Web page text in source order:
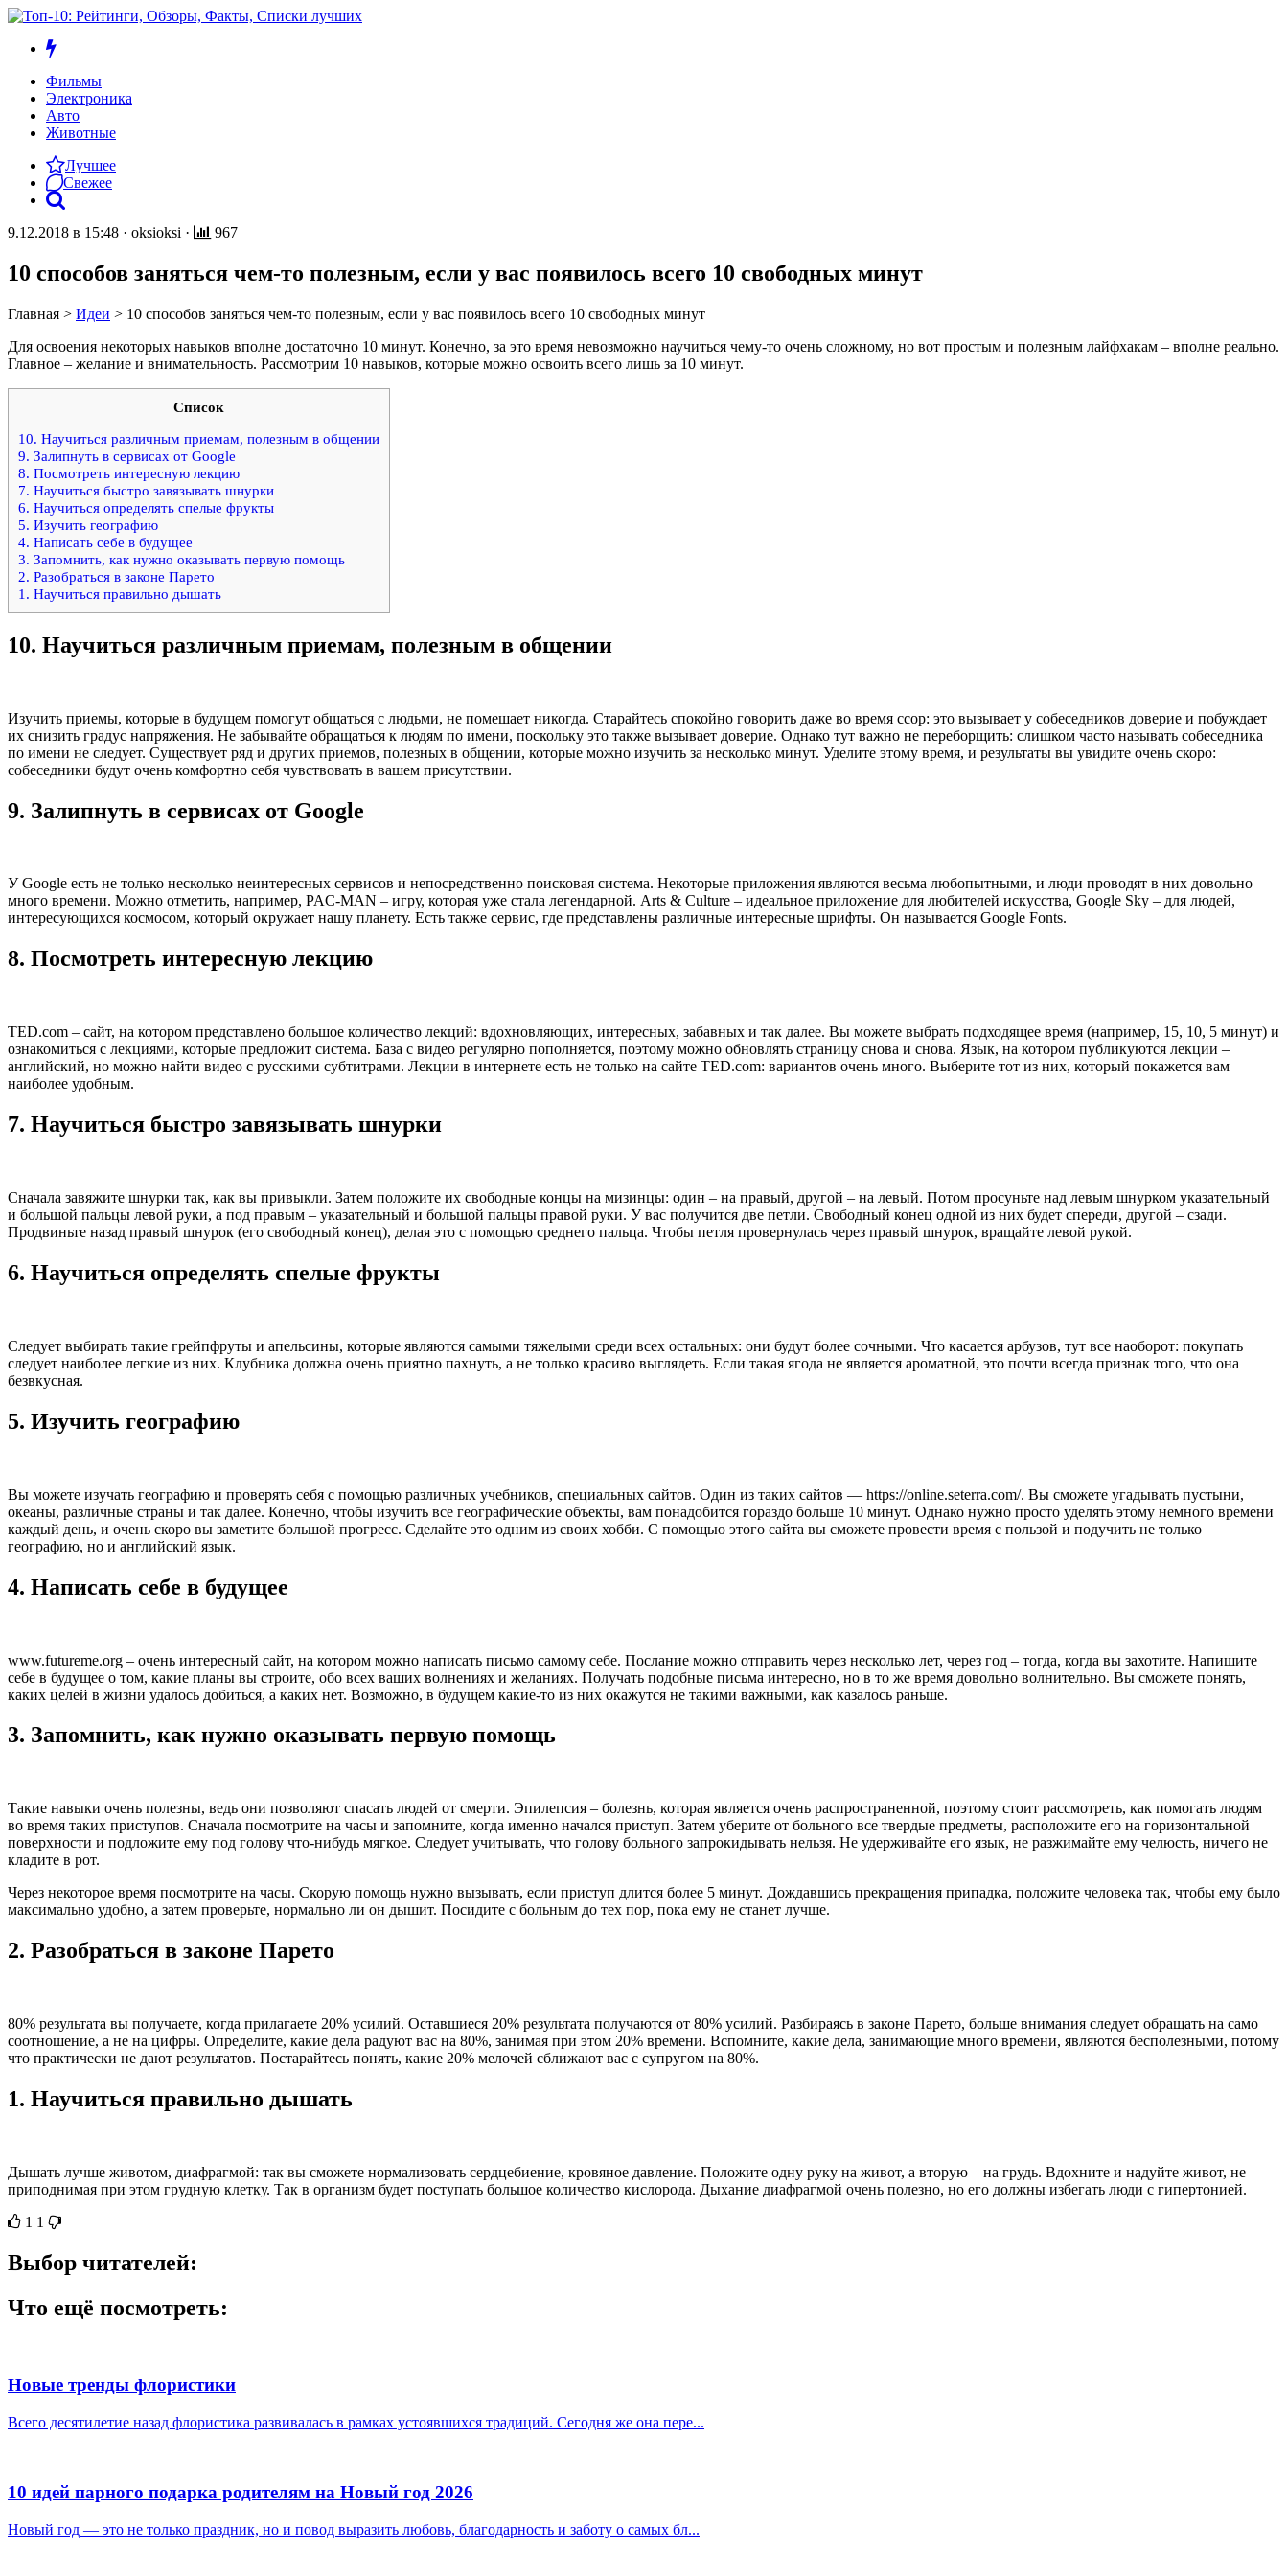
Фильмы
Электроника
Авто
Животные
Лучшее
Свежее
9.12.2018 в 15:48 · oksioksi · 967
10 способов заняться чем-то полезным, если у вас появилось всего 10 свободных минут
Главная > Идеи > 10 способов заняться чем-то полезным, если у вас появилось всего 10 свободных минут
Для освоения некоторых навыков вполне достаточно 10 минут. Конечно, за это время невозможно научиться чему-то очень сложному, но вот простым и полезным лайфхакам – вполне реально.
Главное – желание и внимательность. Рассмотрим 10 навыков, которые можно освоить всего лишь за 10 минут.
Список
10. Научиться различным приемам, полезным в общении
9. Залипнуть в сервисах от Google
8. Посмотреть интересную лекцию
7. Научиться быстро завязывать шнурки
6. Научиться определять спелые фрукты
5. Изучить географию
4. Написать себе в будущее
3. Запомнить, как нужно оказывать первую помощь
2. Разобраться в законе Парето
1. Научиться правильно дышать
10. Научиться различным приемам, полезным в общении
Изучить приемы, которые в будущем помогут общаться с людьми, не помешает никогда. Старайтесь спокойно говорить даже во время ссор: это вызывает у собеседников доверие и побуждает
их снизить градус напряжения. Не забывайте обращаться к людям по имени, поскольку это также вызывает доверие. Однако тут важно не переборщить: слишком часто называть собеседника
по имени не следует. Существует ряд и других приемов, полезных в общении, которые можно изучить за несколько минут. Уделите этому время, и результаты вы увидите очень скоро:
собеседники будут очень комфортно себя чувствовать в вашем присутствии.
9. Залипнуть в сервисах от Google
У Google есть не только несколько неинтересных сервисов и непосредственно поисковая система. Некоторые приложения являются весьма любопытными, и люди проводят в них довольно
много времени. Можно отметить, например, PAC-MAN – игру, которая уже стала легендарной. Arts & Culture – идеальное приложение для любителей искусства, Google Sky – для людей,
интересующихся космосом, который окружает нашу планету. Есть также сервис, где представлены различные интересные шрифты. Он называется Google Fonts.
8. Посмотреть интересную лекцию
TED.com – сайт, на котором представлено большое количество лекций: вдохновляющих, интересных, забавных и так далее. Вы можете выбрать подходящее время (например, 15, 10, 5 минут) и
ознакомиться с лекциями, которые предложит система. База с видео регулярно пополняется, поэтому можно обновлять страницу снова и снова. Язык, на котором публикуются лекции –
английский, но можно найти видео с русскими субтитрами. Лекции в интернете есть не только на сайте TED.com: вариантов очень много. Выберите тот из них, который покажется вам
наиболее удобным.
7. Научиться быстро завязывать шнурки
Сначала завяжите шнурки так, как вы привыкли. Затем положите их свободные концы на мизинцы: один – на правый, другой – на левый. Потом просуньте над левым шнурком указательный
и большой пальцы левой руки, а под правым – указательный и большой пальцы правой руки. У вас получится две петли. Свободный конец одной из них будет спереди, другой – сзади.
Продвиньте назад правый шнурок (его свободный конец), делая это с помощью среднего пальца. Чтобы петля провернулась через правый шнурок, вращайте левой рукой.
6. Научиться определять спелые фрукты
Следует выбирать такие грейпфруты и апельсины, которые являются самыми тяжелыми среди всех остальных: они будут более сочными. Что касается арбузов, тут все наоборот: покупать
следует наиболее легкие из них. Клубника должна очень приятно пахнуть, а не только красиво выглядеть. Если такая ягода не является ароматной, это почти всегда признак того, что она
безвкусная.
5. Изучить географию
Вы можете изучать географию и проверять себя с помощью различных учебников, специальных сайтов. Один из таких сайтов — https://online.seterra.com/. Вы сможете угадывать пустыни,
океаны, различные страны и так далее. Конечно, чтобы изучить все географические объекты, вам понадобится гораздо больше 10 минут. Однако нужно просто уделять этому немного времени
каждый день, и очень скоро вы заметите большой прогресс. Сделайте это одним из своих хобби. С помощью этого сайта вы сможете провести время с пользой и подучить не только
географию, но и английский язык.
4. Написать себе в будущее
www.futureme.org – очень интересный сайт, на котором можно написать письмо самому себе. Послание можно отправить через несколько лет, через год – тогда, когда вы захотите. Напишите
себе в будущее о том, какие планы вы строите, обо всех ваших волнениях и желаниях. Получать подобные письма интересно, но в то же время довольно волнительно. Вы сможете понять,
каких целей в жизни удалось добиться, а каких нет. Возможно, в будущем какие-то из них окажутся не такими важными, как казалось раньше.
3. Запомнить, как нужно оказывать первую помощь
Такие навыки очень полезны, ведь они позволяют спасать людей от смерти. Эпилепсия – болезнь, которая является очень распространенной, поэтому стоит рассмотреть, как помогать людям
во время таких приступов. Сначала посмотрите на часы и запомните, когда именно начался приступ. Затем уберите от больного все твердые предметы, расположите его на горизонтальной
поверхности и подложите ему под голову что-нибудь мягкое. Следует учитывать, что голову больного запрокидывать нельзя. Не удерживайте его язык, не разжимайте ему челюсть, ничего не
кладите в рот.
Через некоторое время посмотрите на часы. Скорую помощь нужно вызывать, если приступ длится более 5 минут. Дождавшись прекращения припадка, положите человека так, чтобы ему было
максимально удобно, а затем проверьте, нормально ли он дышит. Посидите с больным до тех пор, пока ему не станет лучше.
2. Разобраться в законе Парето
80% результата вы получаете, когда прилагаете 20% усилий. Оставшиеся 20% результата получаются от 80% усилий. Разбираясь в законе Парето, больше внимания следует обращать на само
соотношение, а не на цифры. Определите, какие дела радуют вас на 80%, занимая при этом 20% времени. Вспомните, какие дела, занимающие много времени, являются бесполезными, потому
что практически не дают результатов. Постарайтесь понять, какие 20% мелочей сближают вас с супругом на 80%.
1. Научиться правильно дышать
Дышать лучше животом, диафрагмой: так вы сможете нормализовать сердцебиение, кровяное давление. Положите одну руку на живот, а вторую – на грудь. Вдохните и надуйте живот, не
приподнимая при этом грудную клетку. Так в организм будет поступать большое количество кислорода. Дыхание диафрагмой очень полезно, но его должны избегать люди с гипертонией.
1 1
Выбор читателей:
Что ещё посмотреть:
Новые тренды флористики
Всего десятилетие назад флористика развивалась в рамках устоявшихся традиций. Сегодня же она пере...
10 идей парного подарка родителям на Новый год 2026
Новый год — это не только праздник, но и повод выразить любовь, благодарность и заботу о самых бл...